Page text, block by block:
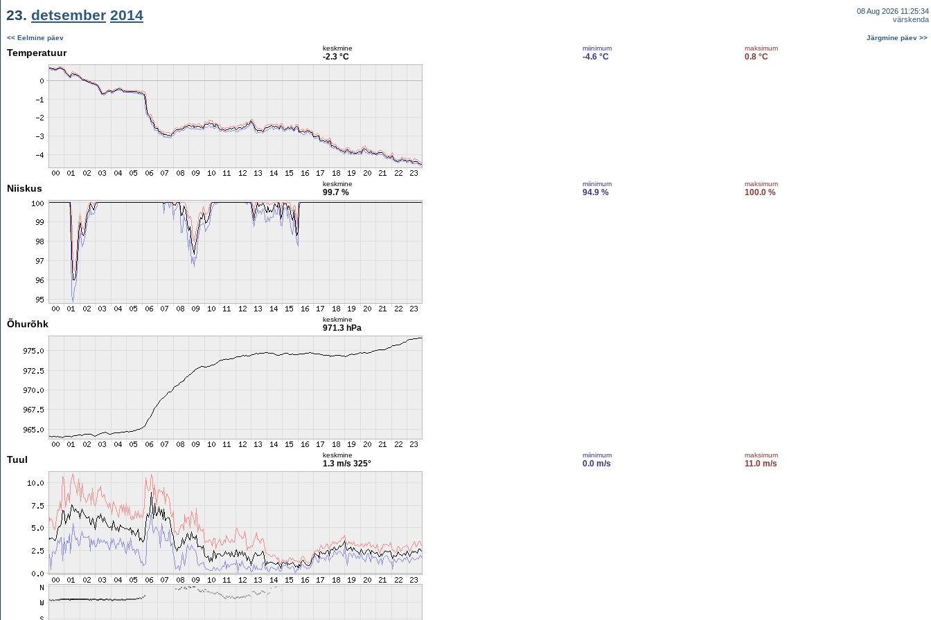
23. detsember 2014
08 Aug 2026 11:25:34
värskenda
<< Eelmine päev Järgmine päev >>
Temperatuur keskmine
-2.3 °C
miinimum
-4.6 °C
maksimum
0.8 °C
Niiskus keskmine
99.7 %
miinimum
94.9 %
maksimum
100.0 %
Õhurõhk keskmine
971.3 hPa
Tuul keskmine
1.3 m/s 325°
miinimum
0.0 m/s
maksimum
11.0 m/s